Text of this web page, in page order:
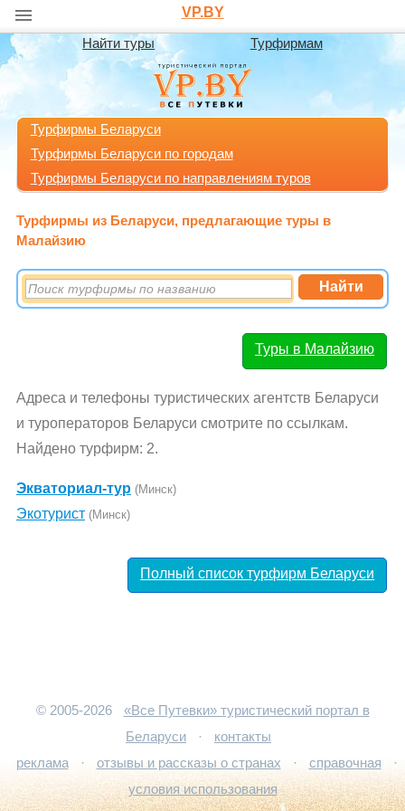
VP.BY
Найти туры Турфирмам
Турфирмы Беларуси
Турфирмы Беларуси по городам
Турфирмы Беларуси по направлениям туров
Турфирмы из Беларуси, предлагающие туры в
Малайзию
Туры в Малайзию
Адреса и телефоны туристических агентств Беларуси
и туроператоров Беларуси смотрите по ссылкам.
Найдено турфирм: 2.
Экваториал-тур (Минск)
Экотурист (Минск)
Полный список турфирм Беларуси
© 2005-2026
«Все Путевки» туристический портал в
Беларуси
·
контакты
реклама
· отзывы и рассказы о странах · справочная
·
условия использования